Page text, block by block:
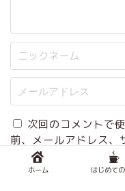
次回のコメントで
前、メールアドレス、
ホーム はじめて